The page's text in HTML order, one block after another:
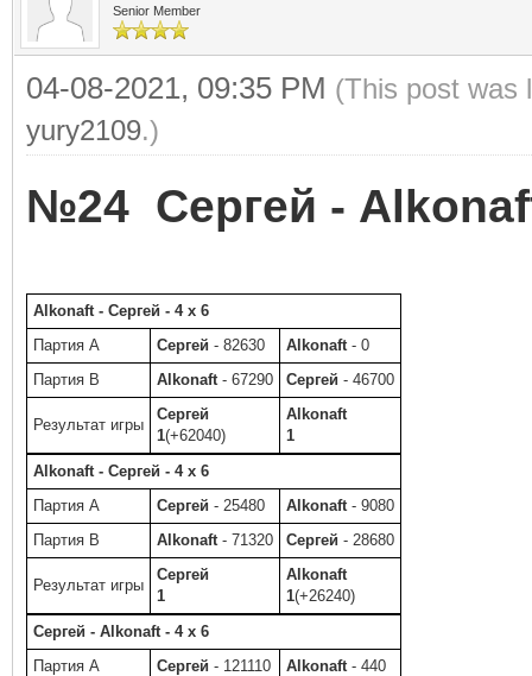
Senior Member
04-08-2021, 09:35 PM (This post was
yury2109.)
№24 Сергей -
Alkonaft - Сергей - 4 x 6
Партия A
Сергей - 82630 Alkonaft - 0
Партия B
Alkonaft - 67290 Сергей - 46700
Результат игры
Сергей
1(+62040)
Alkonaft
1
Alkonaft - Сергей - 4 x 6
Партия A
Сергей - 25480 Alkonaft - 9080
Партия B
Alkonaft - 71320 Сергей - 28680
Результат игры
Сергей
1
Alkonaft
1(+26240)
Сергей - Alkonaft - 4 x 6
Партия A
Сергей - 121110 Alkonaft - 440